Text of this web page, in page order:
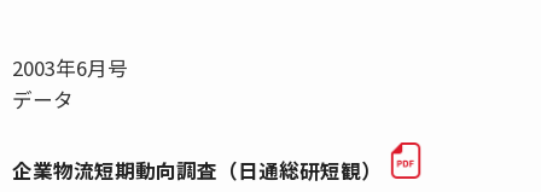
2003年6月号
データ
企業物流短期動向調査（日通総研短観）